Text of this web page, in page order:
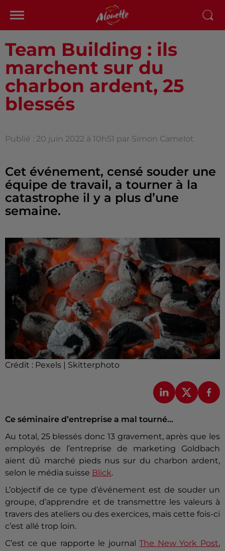
Team Building : ils
marchent sur du
charbon ardent, 25
blessés
Publié : 20 juin 2022 à 10h51 par Simon Camelot
Cet événement, censé souder une
équipe de travail, a tourner à la
catastrophe il y a plus d’une
semaine.
Crédit : Pexels | Skitterphoto
Ce séminaire d’entreprise a mal tourné...
Au total, 25 blessés donc 13 gravement, après que les
employés de l’entreprise de marketing Goldbach
aient dû marché pieds nus sur du charbon ardent,
selon le média suisse Blick.
L’objectif de ce type d’événement est de souder un
groupe, d’apprendre et de transmettre les valeurs à
travers des ateliers ou des exercices, mais cette fois-ci
c’est allé trop loin.
C’est ce que rapporte le journalThe New York Post,